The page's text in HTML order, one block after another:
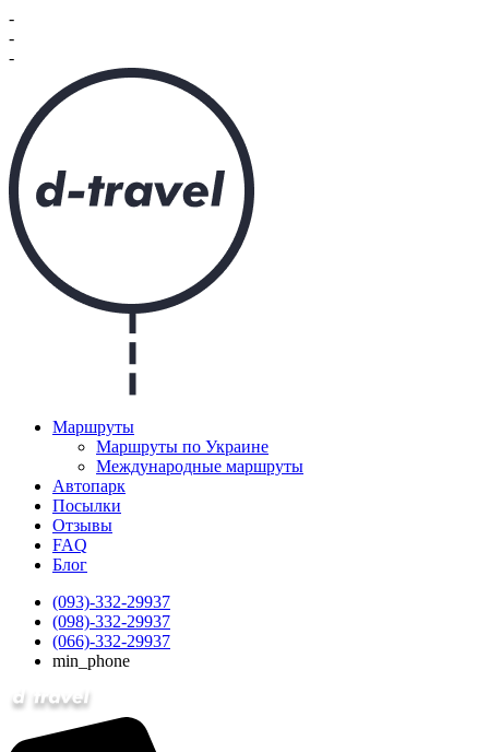
-
-
-
Маршруты
Маршруты по Украине
Международные маршруты
Автопарк
Посылки
Отзывы
FAQ
Блог
(093)-332-29937
(098)-332-29937
(066)-332-29937
min_phone